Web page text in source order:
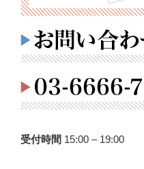
受付時間 15:00 – 19:00